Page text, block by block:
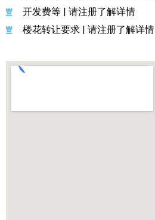
开发费等 | 请注册了解详情
楼花转让要求 | 请注册了解详情